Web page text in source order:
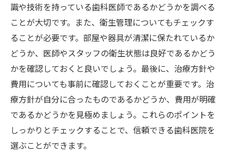
識や技術を持っている歯科医師であるかどうかを調べる
ことが大切です。また、衛生管理についてもチェックす
ることが必要です。部屋や器具が清潔に保たれているか
どうか、医師やスタッフの衛生状態は良好であるかどう
かを確認しておくと良いでしょう。最後に、治療方針や
費用についても事前に確認しておくことが重要です。治
療方針が自分に合ったものであるかどうか、費用が明確
であるかどうかを見極めましょう。これらのポイントを
しっかりとチェックすることで、信頼できる歯科医院を
選ぶことができます。